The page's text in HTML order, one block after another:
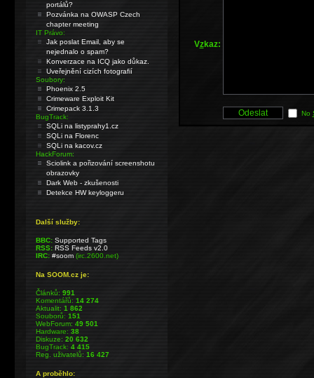
Vzkaz:
No
portálů?
Pozvánka na OWASP Czech
chapter meeting
IT Právo:
Jak poslat Email, aby se
nejednalo o spam?
Konverzace na ICQ jako důkaz.
Uveřejnění cizích fotografií
Soubory:
Phoenix 2.5
Crimeware Exploit Kit
Crimepack 3.1.3
BugTrack:
SQLi na listyprahy1.cz
SQLi na Florenc
SQLi na kacov.cz
HackForum:
Sciolink a pořizování screenshotu
obrazovky
Dark Web - zkušenosti
Detekce HW keyloggeru
Další služby:
BBC: Supported Tags
RSS: RSS Feeds v2.0
IRC: #soom(irc.2600.net)
Na SOOM.cz je:
Článků:991
Komentářů:14 274
Aktualit:1 862
Souborů:151
WebForum:49 501
Hardware:38
Diskuze:20 632
BugTrack:4 415
Reg. uživatelů:16 427
A proběhlo: